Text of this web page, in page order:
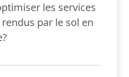
les services
par le sol en